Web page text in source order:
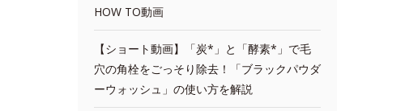
HOW TO動画
【ショート動画】「炭*」と「酵素*」で毛
穴の角栓をごっそり除去！「ブラックパウダ
ーウォッシュ」の使い方を解説